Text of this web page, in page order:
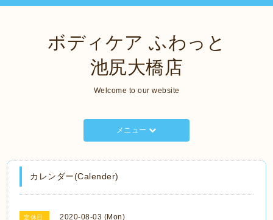
ボディケア ふわっと
池尻大橋店
Welcome to our website
メニュー
カレンダー(Calender)
定休日 2020-08-03 (Mon)